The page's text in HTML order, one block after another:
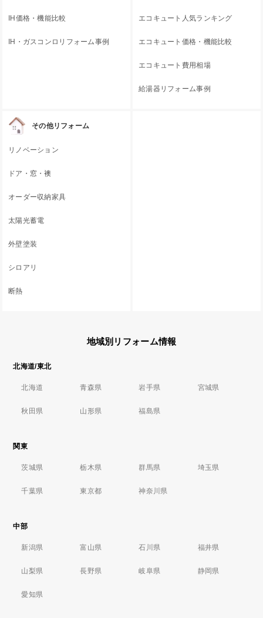
IH価格・機能比較
IH・ガスコンロリフォーム事例
エコキュート人気ランキング
エコキュート価格・機能比較
エコキュート費用相場
給湯器リフォーム事例
その他リフォーム
リノベーション
ドア・窓・襖
オーダー収納家具
太陽光蓄電
外壁塗装
シロアリ
断熱
地域別リフォーム情報
北海道/東北
北海道 青森県 岩手県 宮城県
秋田県 山形県 福島県
関東
茨城県 栃木県 群馬県 埼玉県
千葉県 東京都 神奈川県
中部
新潟県 富山県 石川県 福井県
山梨県 長野県 岐阜県 静岡県
愛知県